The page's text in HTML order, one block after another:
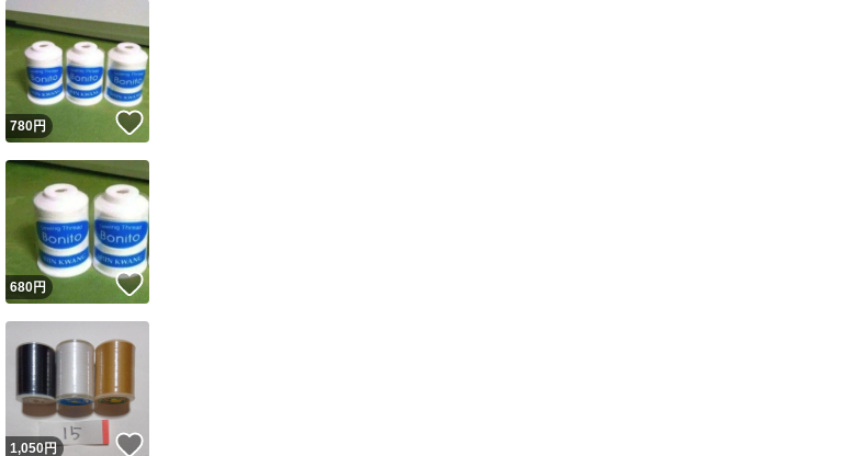
ユーザーの実績について
の基準を満たしたユーザーにバッジを付与しています
Yahoo!フリマの基準をクリアした安心・安全なユーザーです
このユーザーはYahoo!フリマの取引を完了させた実績があります
このユーザーは他フリマサービスでの取引実績があります
この商品の情報をコピーします
は禁止されています
です
出品ページへ
いね！
780円
いね！
680円 いいね！
いね！
1,050円